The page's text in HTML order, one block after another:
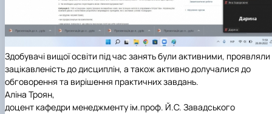
Здобувачі вищої освіти під час занять були активними, проявляли
зацікавленість до дисциплін, а також активно долучалися до
обговорення та вирішення практичних завдань.
Аліна Троян,
доцент кафедри менеджменту ім.проф. Й.С. Завадського